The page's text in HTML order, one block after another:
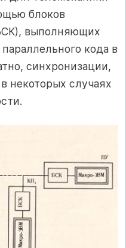
блоков
выполняющих
кода в
синхронизации,
некоторых случаях